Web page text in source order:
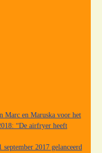
Marc en Maruska voor het
“De airfryer heeft
2017 gelanceerd